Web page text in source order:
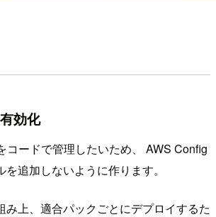
効化
コードで管理したいため、 AWS Config
追加しないように作ります。
み上、適合パックごとにデプロイするた